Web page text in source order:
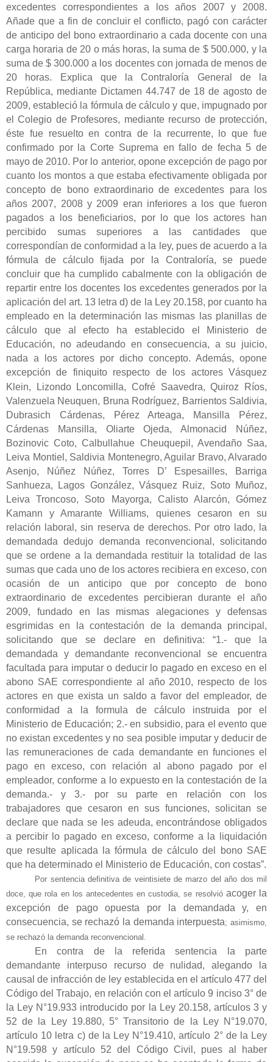
excedentes correspondientes a los años 2007 y 2008.
Añade que a fin de concluir el conflicto, pagó con carácter
de anticipo del bono extraordinario a cada docente con una
carga horaria de 20 o más horas, la suma de $ 500.000, y la
suma de $ 300.000 a los docentes con jornada de menos de
20 horas. Explica que la Contraloría General de la
República, mediante Dictamen 44.747 de 18 de agosto de
2009, estableció la fórmula de cálculo y que, impugnado por
el Colegio de Profesores, mediante recurso de protección,
éste fue resuelto en contra de la recurrente, lo que fue
confirmado por la Corte Suprema en fallo de fecha 5 de
mayo de 2010. Por lo anterior, opone excepción de pago por
cuanto los montos a que estaba efectivamente obligada por
concepto de bono extraordinario de excedentes para los
años 2007, 2008 y 2009 eran inferiores a los que fueron
pagados a los beneficiarios, por lo que los actores han
percibido sumas superiores a las cantidades que
correspondían de conformidad a la ley, pues de acuerdo a la
fórmula de cálculo fijada por la Contraloría, se puede
concluir que ha cumplido cabalmente con la obligación de
repartir entre los docentes los excedentes generados por la
aplicación del art. 13 letra d) de la Ley 20.158, por cuanto ha
empleado en la determinación las mismas las planillas de
cálculo que al efecto ha establecido el Ministerio de
Educación, no adeudando en consecuencia, a su juicio,
nada a los actores por dicho concepto. Además, opone
excepción de finiquito respecto de los actores Vásquez
Klein, Lizondo Loncomilla, Cofré Saavedra, Quiroz Ríos,
Valenzuela Neuquen, Bruna Rodríguez, Barrientos Saldivia,
Dubrasich Cárdenas, Pérez Arteaga, Mansilla Pérez,
Cárdenas Mansilla, Oliarte Ojeda, Almonacid Núñez,
Bozinovic Coto, Calbullahue Cheuquepil, Avendaño Saa,
Leiva Montiel, Saldivia Montenegro, Aguilar Bravo, Alvarado
Asenjo, Núñez Núñez, Torres D’ Espesailles, Barriga
Sanhueza, Lagos González, Vásquez Ruiz, Soto Muñoz,
Leiva Troncoso, Soto Mayorga, Calisto Alarcón, Gómez
Kamann y Amarante Williams, quienes cesaron en su
relación laboral, sin reserva de derechos. Por otro lado, la
demandada dedujo demanda reconvencional, solicitando
que se ordene a la demandada restituir la totalidad de las
sumas que cada uno de los actores recibiera en exceso, con
ocasión de un anticipo que por concepto de bono
extraordinario de excedentes percibieran durante el año
2009, fundado en las mismas alegaciones y defensas
esgrimidas en la contestación de la demanda principal,
solicitando que se declare en definitiva: “1.- que la
demandada y demandante reconvencional se encuentra
facultada para imputar o deducir lo pagado en exceso en el
abono SAE correspondiente al año 2010, respecto de los
actores en que exista un saldo a favor del empleador, de
conformidad a la formula de cálculo instruida por el
Ministerio de Educación; 2.- en subsidio, para el evento que
no existan excedentes y no sea posible imputar y deducir de
las remuneraciones de cada demandante en funciones el
pago en exceso, con relación al abono pagado por el
empleador, conforme a lo expuesto en la contestación de la
demanda.- y 3.- por su parte en relación con los
trabajadores que cesaron en sus funciones, solicitan se
declare que nada se les adeuda, encontrándose obligados
a percibir lo pagado en exceso, conforme a la liquidación
que resulte aplicada la fórmula de cálculo del bono SAE
que ha determinado el Ministerio de Educación, con costas”.
Por sentencia definitiva de veintisiete de marzo del año dos mil
doce, que rola en los antecedentes en custodia, se resolvió acoger la
excepción de pago opuesta por la demandada y, en
consecuencia, se rechazó la demanda interpuesta; asimismo,
se rechazó la demanda reconvencional.
En contra de la referida sentencia la parte
demandante interpuso recurso de nulidad, alegando la
causal de infracción de ley establecida en el artículo 477 del
Código del Trabajo, en relación con el artículo 9 inciso 3° de
la Ley N°19.933 introducido por la Ley 20.158, artículos 3 y
52 de la Ley 19.880, 5° Transitorio de la Ley N°19.070,
artículo 10 letra c) de la Ley N°19.410, artículo 2° de la Ley
N°19.598 y artículo 52 del Código Civil, pues al haber